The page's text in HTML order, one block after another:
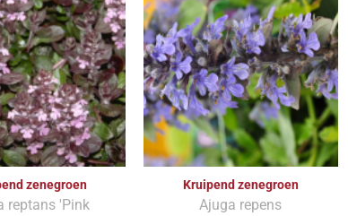
zenegroen
reptans 'Pink
Kruipend zenegroen
Ajuga repens